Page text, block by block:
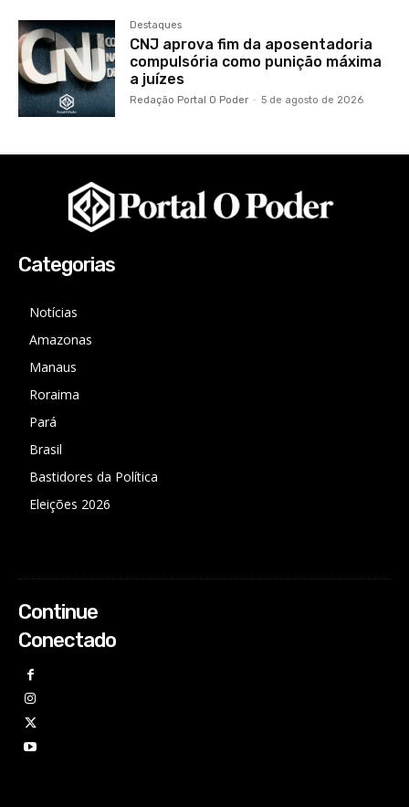
Destaques
CNJ aprova fim da aposentadoria
compulsória como punição máxima
a juízes
Redação Portal O Poder - 5 de agosto de 2026
Categorias
Notícias
Amazonas
Manaus
Roraima
Pará
Brasil
Bastidores da Política
Eleições 2026
Continue
Conectado